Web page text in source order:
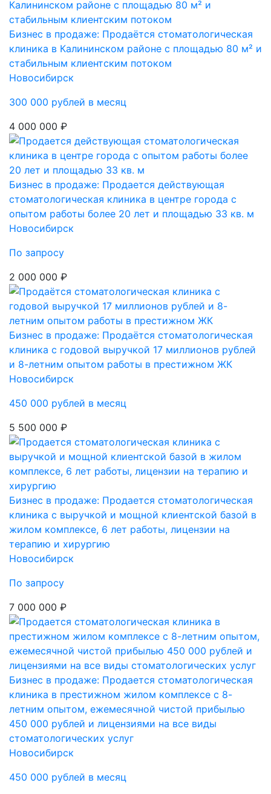
Бизнес в продаже: Продаётся стоматологическая
клиника в Калининском районе с площадью 80 м² и
стабильным клиентским потоком
Новосибирск
300 000 рублей в месяц
4 000 000 ₽
Бизнес в продаже: Продается действующая
стоматологическая клиника в центре города с
опытом работы более 20 лет и площадью 33 кв. м
Новосибирск
По запросу
2 000 000 ₽
Бизнес в продаже: Продаётся стоматологическая
клиника с годовой выручкой 17 миллионов рублей
и 8-летним опытом работы в престижном ЖК
Новосибирск
450 000 рублей в месяц
5 500 000 ₽
Бизнес в продаже: Продается стоматологическая
клиника с выручкой и мощной клиентской базой в
жилом комплексе, 6 лет работы, лицензии на
терапию и хирургию
Новосибирск
По запросу
7 000 000 ₽
Бизнес в продаже: Продается стоматологическая
клиника в престижном жилом комплексе с 8-
летним опытом, ежемесячной чистой прибылью
450 000 рублей и лицензиями на все виды
стоматологических услуг
Новосибирск
450 000 рублей в месяц